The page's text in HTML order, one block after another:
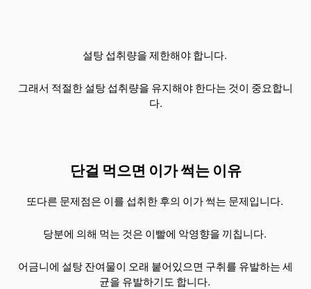
설탕 섭취량을 제한해야 합니다.
그래서 적절한 설탕 섭취량을 유지해야 한다는 것이 중요합니
다.
단걸 먹으면 이가 썩는 이유
또다른 문제점은 이를 섭취한 후의 이가 썩는 문제입니다.
당분에 의해 먹는 것은 이빨에 악영향을 끼칩니다.
어금니에 설탕 잔여물이 오래 붙어있으면 구취를 유발하는 세
균을 유발하기도 합니다.